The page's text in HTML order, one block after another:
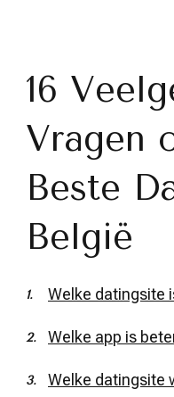
16
Vragen
Beste
België
Welke datingsite
Welke app is
Welke datingsite